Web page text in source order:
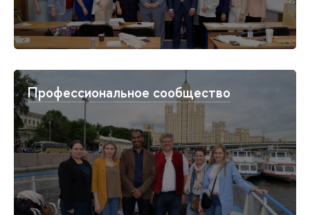
Профессиональное сообщество